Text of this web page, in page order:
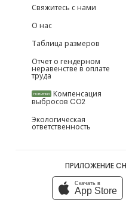
Свяжитесь с нами
О нас
Таблица размеров
Отчет о гендерном
неравенстве в оплате
труда
НОВИНКИ Компенсация
выбросов CO2
Экологическая
ответственность
ПРИЛОЖЕНИЕ
Скачать в
App Store